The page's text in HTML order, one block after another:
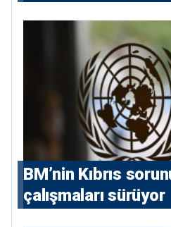
BM’nin Kıbrıs
çalışmaları sürüyor